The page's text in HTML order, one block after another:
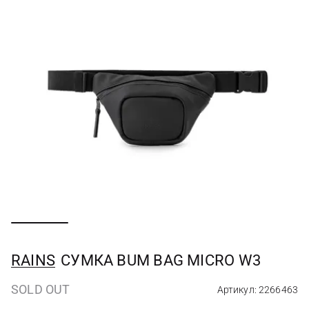
RAINS СУМКА BUM BAG MICRO W3
SOLD OUT Артикул: 2266463